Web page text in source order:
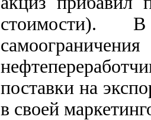
стоимости). В
поставки на
в своей